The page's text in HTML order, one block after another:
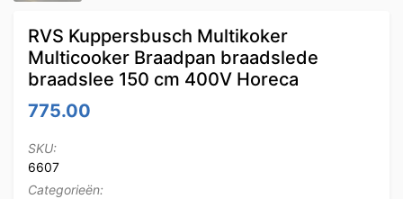
RVS Kuppersbusch Multikoker
Multicooker Braadpan braadslede
braadslee 150 cm 400V Horeca
775.00
SKU:
6607
Categorieën: